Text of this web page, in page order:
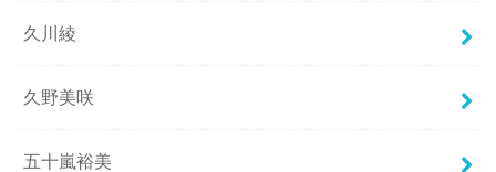
久川綾
久野美咲
五十嵐裕美